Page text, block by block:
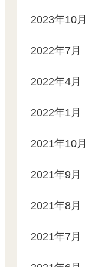
2023年10月
2022年7月
2022年4月
2022年1月
2021年10月
2021年9月
2021年8月
2021年7月